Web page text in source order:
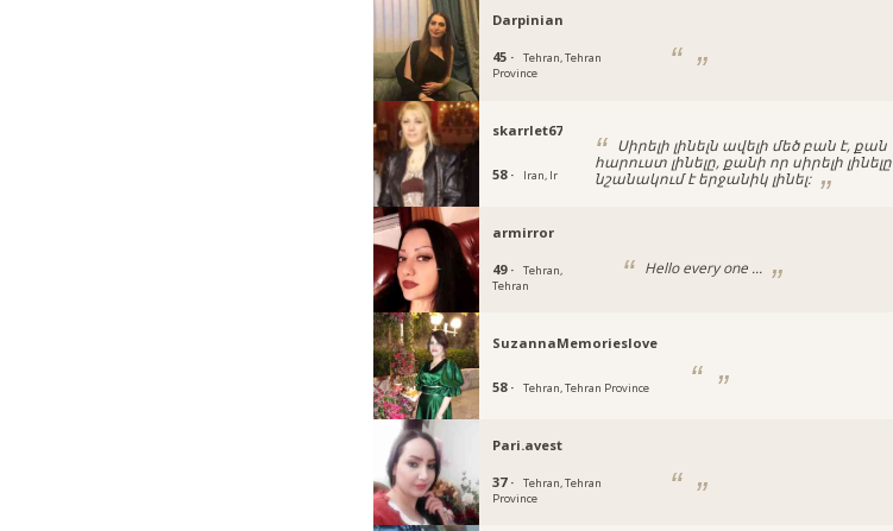
Darpinian
45 ·
Tehran, Tehran
Province
skarrlet67
58 · Iran, Ir
Սիրելի լինելն ավելի մեծ բան է, քան
հարուստ լինելը, քանի որ սիրելի լինելը
նշանակում է երջանիկ լինել:
armirror
49 ·
Tehran,
Tehran
Hello every one ...
SuzannaMemorieslove
58 · Tehran, Tehran Province
Pari.avest
37 ·
Tehran, Tehran
Province